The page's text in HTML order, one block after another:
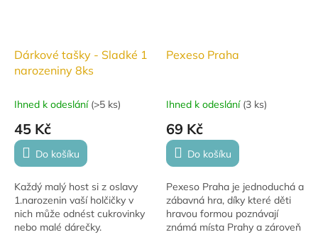
Dárkové tašky - Sladké 1
narozeniny 8ks
Ihned k odeslání (>5 ks)
45 Kč
Do košíku
Každý malý host si z oslavy
1.narozenin vaší holčičky v
nich může odnést cukrovinky
nebo malé dárečky.
Pexeso Praha
Ihned k odeslání (3 ks)
69 Kč
Do košíku
Pexeso Praha je jednoduchá a
zábavná hra, díky které děti
hravou formou poznávají
známá místa Prahy a zároveň